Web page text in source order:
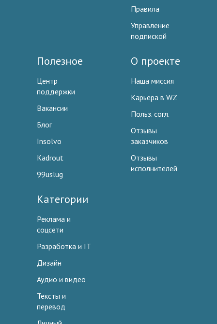
Правила
Управление
подпиской
Полезное
Центр
поддержки
Вакансии
Блог
Insolvo
Kadrout
99uslug
О проекте
Наша миссия
Карьера в WZ
Польз. согл.
Отзывы
заказчиков
Отзывы
исполнителей
Категории
Реклама и
соцсети
Разработка и IT
Дизайн
Аудио и видео
Тексты и
перевод